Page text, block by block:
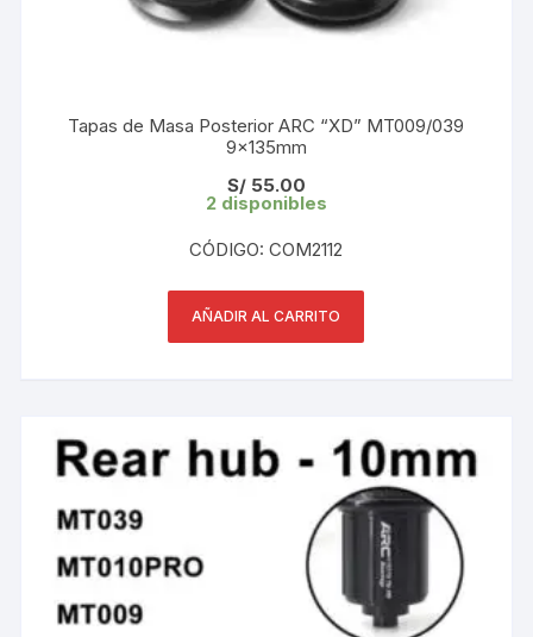
Tapas de Masa Posterior ARC “XD” MT009/039
9×135mm
S/55.00
2 disponibles
CÓDIGO: COM2112
AÑADIR AL CARRITO